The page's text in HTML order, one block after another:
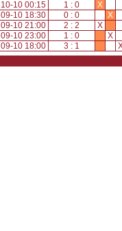
10-10 00:15 1 : 0
X
09-10 18:30 0 : 0
X
09-10 21:00 2 : 2
X
09-10 23:00 1 : 0
X
09-10 18:00 3 : 1